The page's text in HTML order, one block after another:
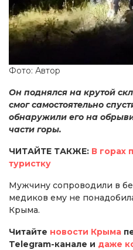
Фото: Автор
Он поднялся на крутой
смог самостоятельно
обнаружили его на
части горы.
ЧИТАЙТЕ ТАКЖЕ: В горах
туристку
Мужчину сопроводили в
медиков ему не
Крыма.
Читайте новости Крыма
Telegram-канале и даже